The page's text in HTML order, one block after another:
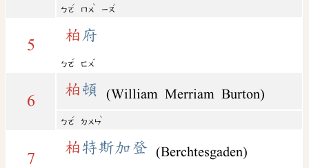
ㄅㄛ
ˊ
ㄇㄨ
ˋ
ㄧㄡ
ˊ
5
柏 府
ㄅㄛ
ˊ
ㄈㄨ
ˇ
6
柏 頓 (William Merriam Burton)
ㄅㄛ
ˊ
ㄉㄨㄣ
ˋ
7
柏特斯加登 (Berchtesgaden)